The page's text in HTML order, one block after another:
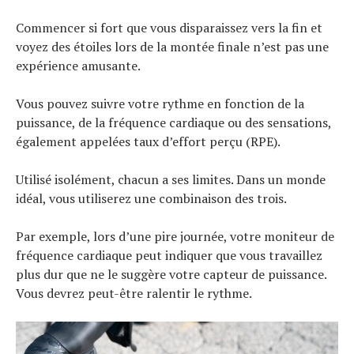
Commencer si fort que vous disparaissez vers la fin et
voyez des étoiles lors de la montée finale n’est pas une
expérience amusante.
Vous pouvez suivre votre rythme en fonction de la
puissance, de la fréquence cardiaque ou des sensations,
également appelées taux d’effort perçu (RPE).
Utilisé isolément, chacun a ses limites. Dans un monde
idéal, vous utiliserez une combinaison des trois.
Par exemple, lors d’une pire journée, votre moniteur de
fréquence cardiaque peut indiquer que vous travaillez
plus dur que ne le suggère votre capteur de puissance.
Vous devrez peut-être ralentir le rythme.